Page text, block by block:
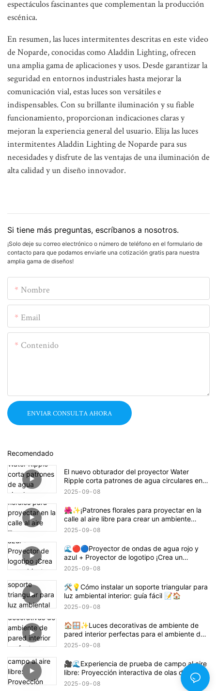
espectáculos fascinantes que complementan la producción
escénica.
En resumen, las luces intermitentes descritas en este video
de Noparde, conocidas como Aladdin Lighting, ofrecen
una amplia gama de aplicaciones y usos. Desde garantizar la
seguridad en entornos industriales hasta mejorar la
comunicación vial, estas luces son versátiles e
indispensables. Con su brillante iluminación y su fiable
funcionamiento, proporcionan indicaciones claras y
mejoran la experiencia general del usuario. Elija las luces
intermitentes Aladdin Lighting de Noparde para sus
necesidades y disfrute de las ventajas de una iluminación de
alta calidad y un diseño innovador.
Si tiene más preguntas, escríbanos a nosotros.
¡Solo deje su correo electrónico o número de teléfono en el formulario de
contacto para que podamos enviarle una cotización gratis para nuestra
amplia gama de diseños!
Nombre
Email
Contenido
ENVIAR CONSULTA AHORA
Recomendado
El nuevo obturador del proyector Water
Ripple corta patrones de agua circulares en
rectángulos, cuadrados o semicírculos.
2025 09 08
🌺✨¡Patrones florales para proyectar en la
calle al aire libre para crear un ambiente
animado! 🌸🏙️
2025 09 08
🌊🔴🔵Proyector de ondas de agua rojo y
azul + Proyector de logotipo ¡Crea un
ambiente con temática de Demon Slayer
2025 09 08
🛠️💡Cómo instalar un soporte triangular para
luz ambiental interior: guía fácil 📝🏠
2025 09 08
🏠🪟✨Luces decorativas de ambiente de
pared interior perfectas para el ambiente del
hogar
2025 09 08
🎥🌊Experiencia de prueba de campo al aire
libre: Proyección interactiva de olas de playa
🌊✨
2025 09 08